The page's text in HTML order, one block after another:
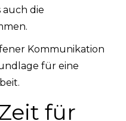
auch die
Kommunikation
für eine
für